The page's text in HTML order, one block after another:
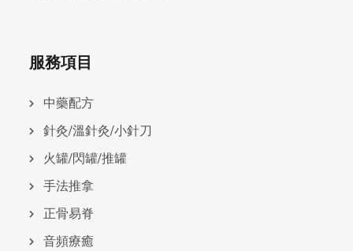
服務項目
中藥配方
針灸/溫針灸/小針刀
火罐/閃罐/推罐
手法推拿
正骨易脊
⾳頻療癒